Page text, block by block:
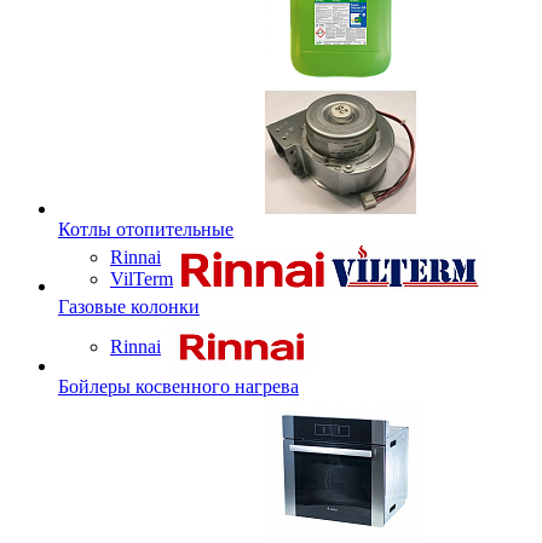
Котлы отопительные
Rinnai
VilTerm
Газовые колонки
Rinnai
Бойлеры косвенного нагрева